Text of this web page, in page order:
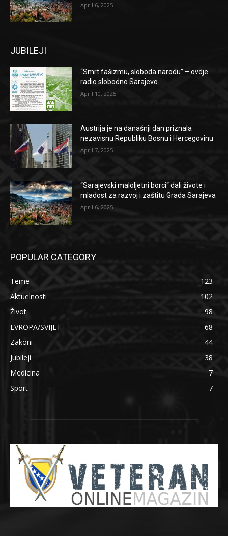
April 6, 2025
JUBILEJI
“Smrt fašizmu, sloboda narodu” – ovdje
radio slobodno Sarajevo
April 10, 2025
Austrija je na današnji dan priznala
nezavisnu Republiku Bosnu i Hercegovinu
April 7, 2025
“Sarajevski maloljetni borci“ dali živote i
mladost za razvoj i zaštitu Grada Sarajeva
April 6, 2025
POPULAR CATEGORY
Teme
123
Aktuelnosti
102
Život
98
EVROPA/SVIJET
68
Zakoni
44
Jubileji
38
Medicina
7
Sport
7